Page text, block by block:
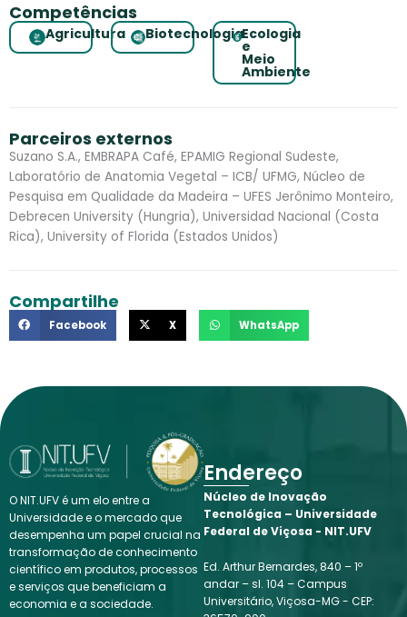
Competências
Agricultura BiotecnologiaEcologia
e
Meio
Ambiente
Parceiros externos
Suzano S.A., EMBRAPA Café, EPAMIG Regional Sudeste,
Laboratório de Anatomia Vegetal – ICB/ UFMG, Núcleo de
Pesquisa em Qualidade da Madeira – UFES Jerônimo Monteiro,
Debrecen University (Hungria), Universidad Nacional (Costa
Rica), University of Florida (Estados Unidos)
Compartilhe
Facebook X WhatsApp
O NIT.UFV é um elo entre a
Universidade e o mercado que
desempenha um papel crucial na
transformação de conhecimento
científico em produtos, processos
e serviços que beneficiam a
economia e a sociedade.
Endereço
Núcleo de Inovação
Tecnológica – Universidade
Federal de Viçosa - NIT.UFV
Ed. Arthur Bernardes, 840 – 1º
andar – sl. 104 – Campus
Universitário, Viçosa-MG - CEP: